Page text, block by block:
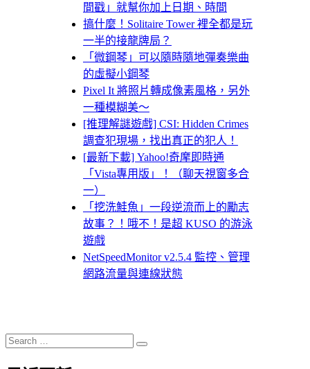
間戳」就幫你加上日期、時間
搞什麼！Solitaire Tower 裡全都是玩
一半的接龍牌局？
「微鋼琴」可以隨時隨地彈奏樂曲
的虛擬小鋼琴
Pixel It 將照片轉成像素風格，另外
一種模糊美～
[推理解謎遊戲] CSI: Hidden Crimes
調查犯現場，找出真正的犯人！
[最新下載] Yahoo!奇摩即時通
「Vista專用版」！（聊天視窗多合
一）
「挖洗鮭魚」一段逆流而上的勵志
故事？！哦不！是超 KUSO 的游泳
遊戲
NetSpeedMonitor v2.5.4 監控、管理
網路流量與連線狀態
Search
for:
Search